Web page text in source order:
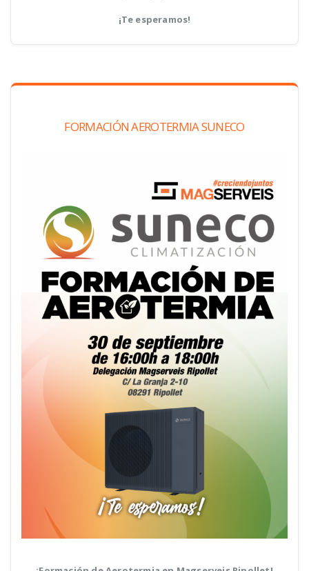
¡Te esperamos!
FORMACIÓN AEROTERMIA SUNECO